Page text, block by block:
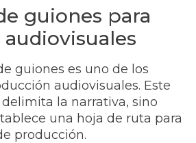
guiones para
guiones es uno de los
audiovisuales. Este
la narrativa, sino
una hoja de ruta para
producción.